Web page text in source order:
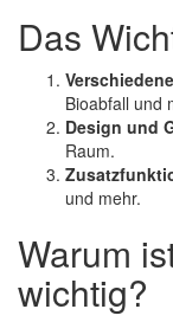
Das
Bioabfall und
Design und
Raum.
und mehr.
Warum
wichtig?